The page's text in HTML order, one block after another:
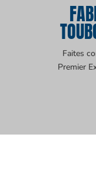
Faites
Premier